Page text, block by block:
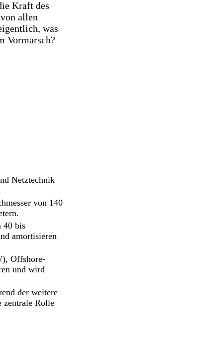
Kraft des
allen
was
Vormarsch?
Netztechnik
von 140
40 bis
amortisieren
Offshore-
und wird
der weitere
zentrale Rolle